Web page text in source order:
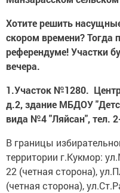
Хотите решить
скором времени? Тогда
референдуме! Участки
вечера.
1.Участок №1280.
д.2, здание МБДОУ
вида №4 "Ляйсан", тел.
В границы
территории г.Кукмор:
22 (четная сторона),
(четная сторона),